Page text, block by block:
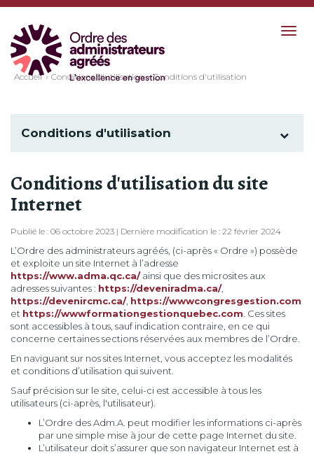
Accueil Conditions d'utilisation Conditions d'utilisation
Conditions d'utilisation
Conditions d'utilisation du site
Internet
Publié le : 06 octobre 2023 | Dernière modification le : 22 février 2024
L’Ordre des administrateurs agréés, (ci-après « Ordre ») possède
et exploite un site Internet à l’adresse
https://www.adma.qc.ca/ainsi que des microsites aux
adresses suivantes : https://deveniradma.ca/,
https://devenircmc.ca/, https://wwwcongresgestion.com
et https://wwwformationgestionquebec.com . Ces sites
sont accessibles à tous, sauf indication contraire, en ce qui
concerne certaines sections réservées aux membres de l’Ordre.
En naviguant sur nos sites Internet, vous acceptez les modalités
et conditions d’utilisation qui suivent.
Sauf précision sur le site, celui-ci est accessible à tous les
utilisateurs (ci-après, l'utilisateur).
L’Ordre des Adm.A. peut modifier les informations ci-après
par une simple mise à jour de cette page Internet du site.
L’utilisateur doit s’assurer que son navigateur Internet est à